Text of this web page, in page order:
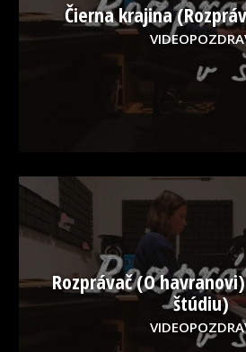
Čierna krajina
Rozprávač (O
štúdiu)